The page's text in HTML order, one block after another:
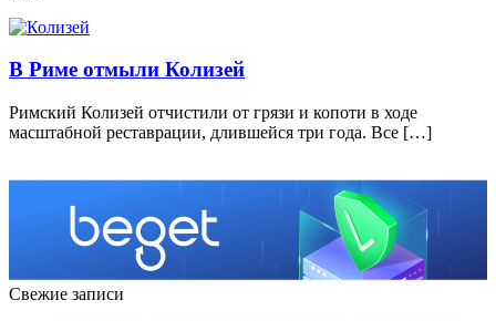
В Риме отмыли Колизей
Римский Колизей отчистили от грязи и копоти в ходе
масштабной реставрации, длившейся три года. Все […]
Свежие записи